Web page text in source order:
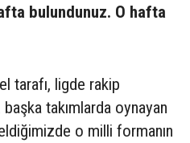
bulundunuz. O hafta
tarafı, ligde rakip
takımlarda oynayan
o milli formanın